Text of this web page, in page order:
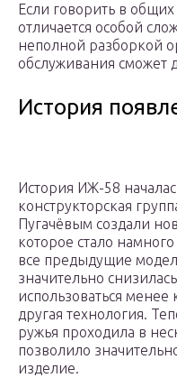
Если говорить в общих
отличается особой
неполной разборкой
обслуживания сможет
История
История ИЖ-58
конструкторская
Пугачёвым создали
которое стало
все предыдущие
значительно
использоваться
другая технология.
ружья проходила в
позволило
изделие.